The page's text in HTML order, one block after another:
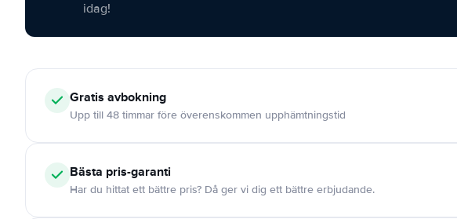
idag!
Gratis avbokning
Upp till 48 timmar före överenskommen upphämtningstid
Bästa pris-garanti
Har du hittat ett bättre pris? Då ger vi dig ett bättre erbjudande.